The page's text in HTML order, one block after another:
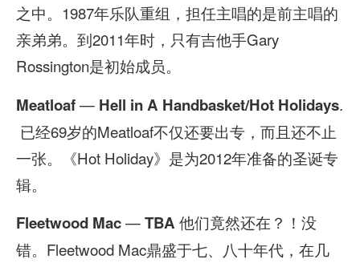
之中。1987年乐队重组，担任主唱的是前主唱的
亲弟弟。到2011年时，只有吉他手Gary
Rossington是初始成员。
Meatloaf— Hell in A Handbasket/Hot Holidays.
已经69岁的Meatloaf不仅还要出专，而且还不止
一张。《Hot Holiday》是为2012年准备的圣诞专
辑。
Fleetwood Mac—TBA 他们竟然还在？！没
错。Fleetwood Mac鼎盛于七、八十年代，在几